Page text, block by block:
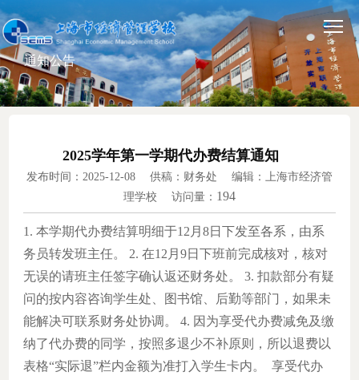
通知公告
2025学年第一学期代办费结算通知
发布时间：2025-12-08 供稿：财务处 编辑：上海市经济管
理学校 访问量： 194
1. 本学期代办费结算明细于12月8日下发至各系，由系
务员转发班主任。
2. 在12月9日下班前完成核对，核对
无误的请班主任签字确认返还财务处。
3. 扣款部分有疑
问的按内容咨询学生处、图书馆、后勤等部门，如果未
能解决可联系财务处协调。
4. 因为享受代办费减免及缴
纳了代办费的同学，按照多退少不补原则，所以退费以
表格“实际退”栏内金额为准打入学生卡内。
享受代办